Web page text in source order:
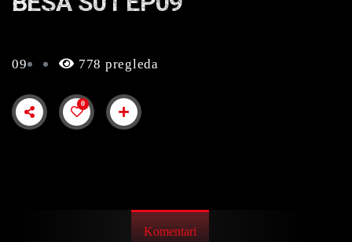
09 778 pregleda
0
Komentari